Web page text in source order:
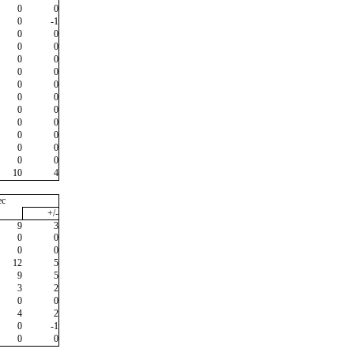
0
0
0
-1
0
0
0
0
0
0
0
0
0
0
0
0
0
0
0
0
0
0
0
0
0
0
10
4
+/-
9
3
0
0
0
0
12
5
9
5
3
2
0
0
4
2
0
-1
0
0